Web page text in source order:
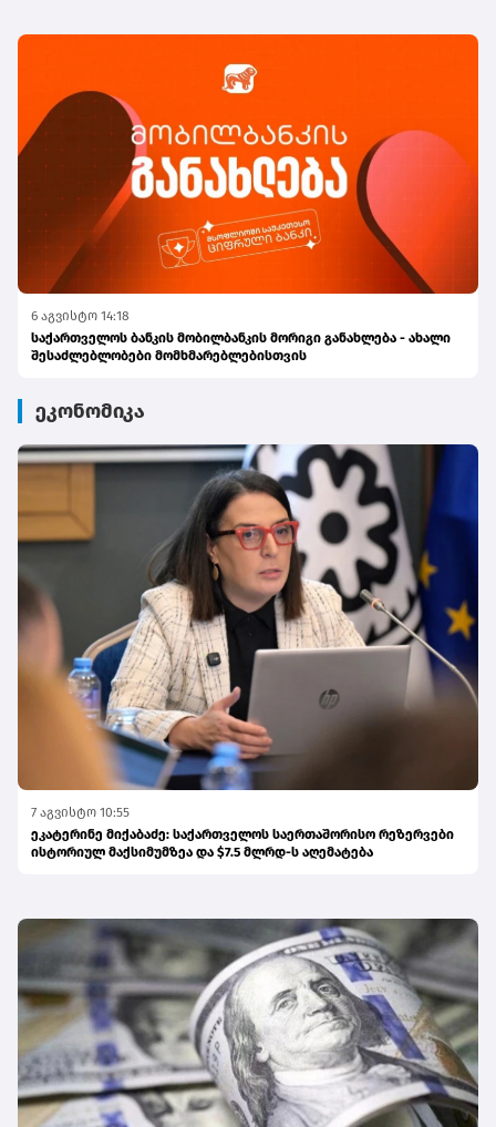
6 აგვისტო 14:18
საქართველოს ბანკის მობილბანკის მორიგი განახლება - ახალი
შესაძლებლობები მომხმარებლებისთვის
ეკონომიკა
7 აგვისტო 10:55
ეკატერინე მიქაბაძე: საქართველოს საერთაშორისო რეზერვები
ისტორიულ მაქსიმუმზეა და $7.5 მლრდ-ს აღემატება